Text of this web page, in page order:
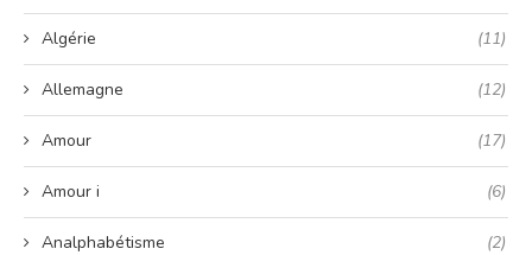
Algérie (11)
Allemagne (12)
Amour (17)
Amour i (6)
Analphabétisme (2)